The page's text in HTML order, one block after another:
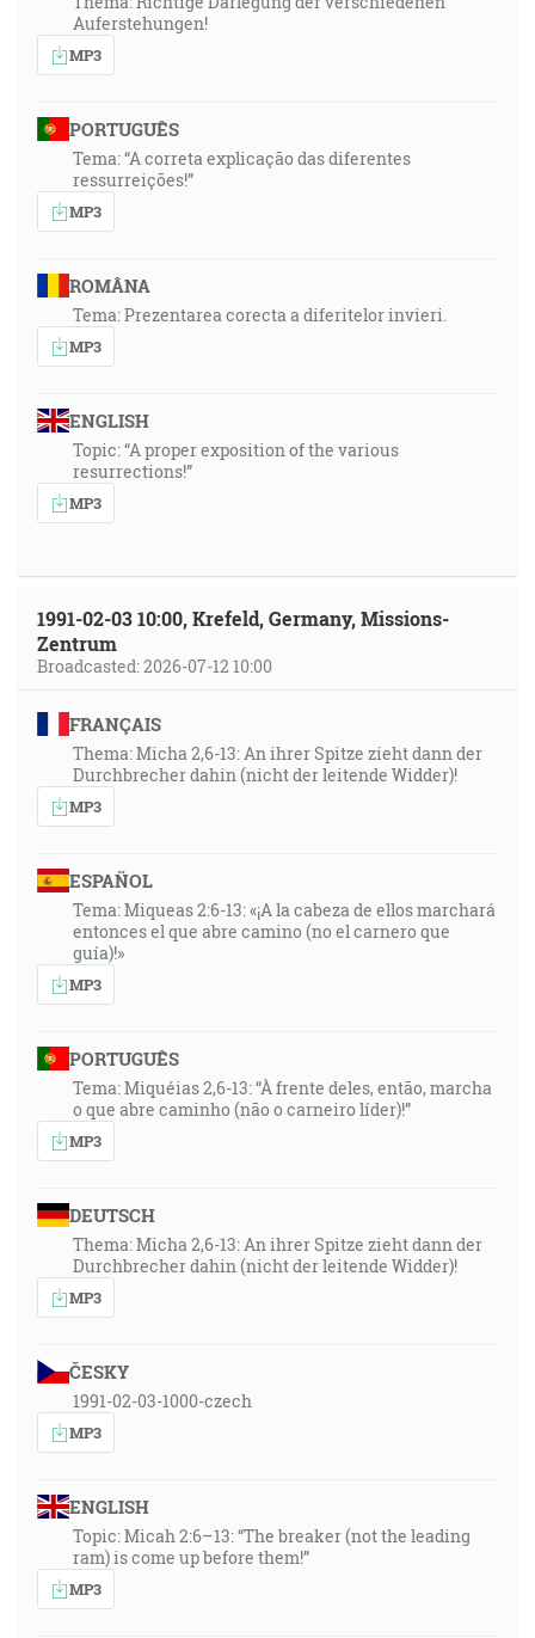
Auferstehungen!
MP3
PORTUGUÊS
Tema: “A correta explicação das diferentes
ressurreições!”
MP3
ROMÂNA
Tema: Prezentarea corecta a diferitelor invieri.
MP3
ENGLISH
Topic: “A proper exposition of the various
resurrections!”
MP3
1991-02-03 10:00, Krefeld, Germany, Missions-
Zentrum
Broadcasted: 2026-07-12 10:00
FRANÇAIS
Thema: Micha 2,6-13: An ihrer Spitze zieht dann der
Durchbrecher dahin (nicht der leitende Widder)!
MP3
ESPAÑOL
Tema: Miqueas 2:6-13: «¡A la cabeza de ellos marchará
entonces el que abre camino (no el carnero que
guía)!»
MP3
PORTUGUÊS
Tema: Miquéias 2,6-13: “À frente deles, então, marcha
o que abre caminho (não o carneiro líder)!”
MP3
DEUTSCH
Thema: Micha 2,6-13: An ihrer Spitze zieht dann der
Durchbrecher dahin (nicht der leitende Widder)!
MP3
ČESKY
1991-02-03-1000-czech
MP3
ENGLISH
Topic: Micah 2:6–13: “The breaker (not the leading
ram) is come up before them!”
MP3